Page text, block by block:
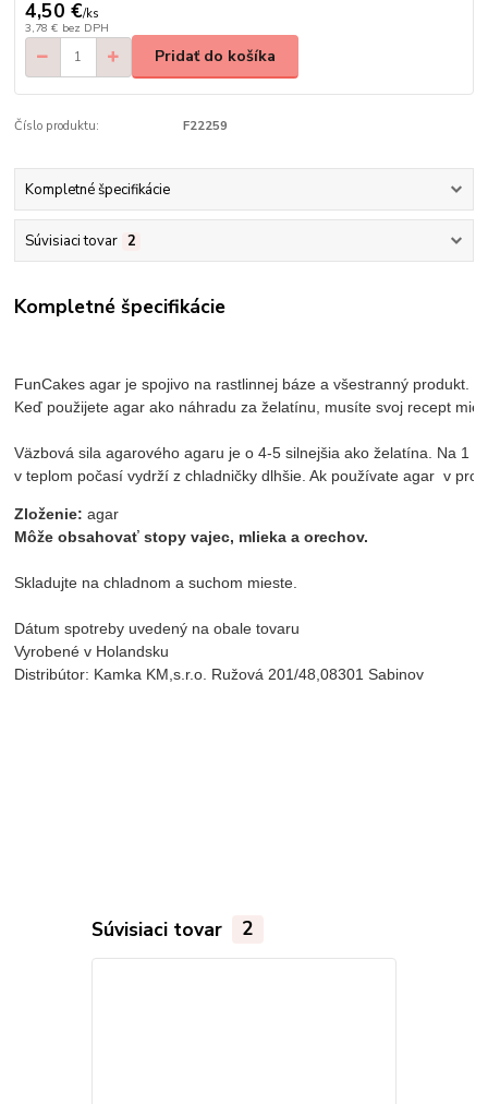
4,50 €/ks
3,78 € bez DPH
Pridať do košíka
Číslo produktu: F22259
Kompletné špecifikácie
Súvisiaci tovar 2
Kompletné špecifikácie
FunCakes agar je spojivo na rastlinnej báze a všestranný produkt.
Keď použijete agar ako náhradu za želatínu, musíte svoj recept
Väzbová sila agarového agaru je o 4-5 silnejšia ako želatína. Na 1
v teplom počasí vydrží z chladničky dlhšie. Ak používate agar  v
Zloženie: agar
Môže obsahovať stopy vajec, mlieka a orechov.
Skladujte na chladnom a suchom mieste.
Dátum spotreby uvedený na obale tovaru
Vyrobené v Holandsku
Distribútor: Kamka KM,s.r.o. Ružová 201/48,08301 Sabinov
Súvisiaci tovar 2